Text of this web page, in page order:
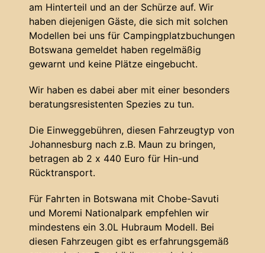
am Hinterteil und an der Schürze auf. Wir
haben diejenigen Gäste, die sich mit solchen
Modellen bei uns für Campingplatzbuchungen
Botswana gemeldet haben regelmäßig
gewarnt und keine Plätze eingebucht.
Wir haben es dabei aber mit einer besonders
beratungsresistenten Spezies zu tun.
Die Einweggebühren, diesen Fahrzeugtyp von
Johannesburg nach z.B. Maun zu bringen,
betragen ab 2 x 440 Euro für Hin-und
Rücktransport.
Für Fahrten in Botswana mit Chobe-Savuti
und Moremi Nationalpark empfehlen wir
mindestens ein 3.0L Hubraum Modell. Bei
diesen Fahrzeugen gibt es erfahrungsgemäß